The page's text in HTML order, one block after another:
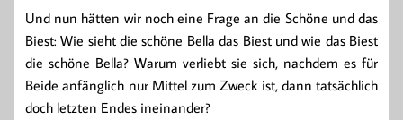
Und nun hätten wir noch eine Frage an die Schöne und das
Biest: Wie sieht die schöne Bella das Biest und wie das Biest
die schöne Bella? Warum verliebt sie sich, nachdem es für
Beide anfänglich nur Mittel zum Zweck ist, dann tatsächlich
doch letzten Endes ineinander?